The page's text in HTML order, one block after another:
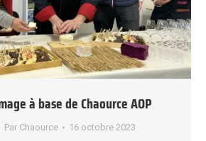
à base de Chaource AOP
Par Chaource 16 octobre 2023